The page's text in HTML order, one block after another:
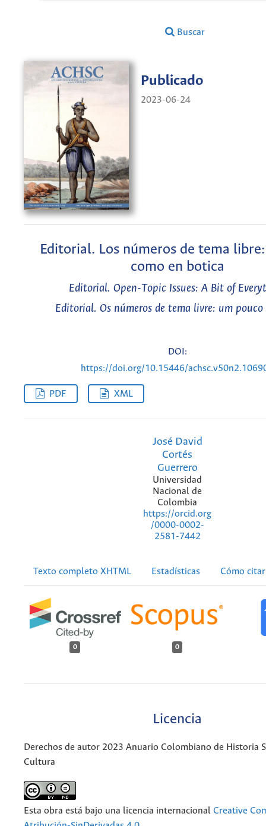
Buscar
Publicado
2023-06-24
Editorial. Los números de tema
como en botica
Editorial. Open-Topic Issues: A Bit of
Editorial. Os números de tema livre: um pouco
DOI:
https://doi.org/10.15446/
PDF XML
José David
Cortés
Guerrero
Universidad
Nacional de
Colombia
https://orcid.org
/0000-0002-
2581-7442
Texto completo XHTML Estadísticas Cómo citar
0 0
Licencia
Derechos de autor 2023 Anuario Colombiano de Historia
Cultura
Esta obra está bajo una licencia internacional Creative